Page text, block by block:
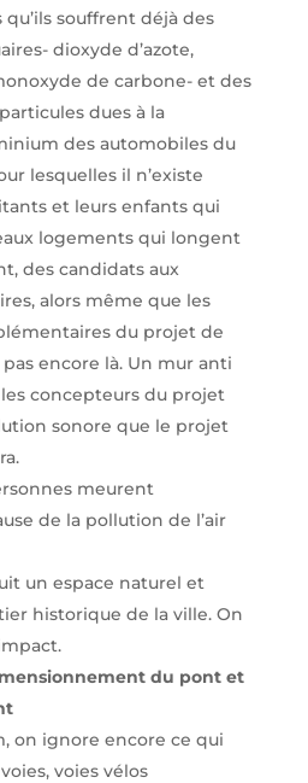
qu’ils souffrent déjà des
dioxyde d’azote,
de carbone- et des
dues à la
des automobiles du
lesquelles il n’existe
et leurs enfants qui
logements qui longent
des candidats aux
alors même que les
du projet de
encore là. Un mur anti
concepteurs du projet
sonore que le projet
meurent
de la pollution de l’air
un espace naturel et
historique de la ville. On
du pont et
on ignore encore ce qui
voies vélos